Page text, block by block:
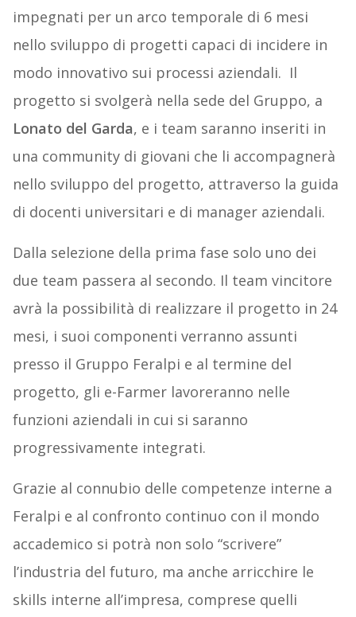
impegnati per un arco temporale di 6 mesi
nello sviluppo di progetti capaci di incidere in
modo innovativo sui processi aziendali. Il
progetto si svolgerà nella sede del Gruppo, a
Lonato del Garda, e i team saranno inseriti in
una community di giovani che li accompagnerà
nello sviluppo del progetto, attraverso la guida
di docenti universitari e di manager aziendali.
Dalla selezione della prima fase solo uno dei
due team passera al secondo. Il team vincitore
avrà la possibilità di realizzare il progetto in 24
mesi, i suoi componenti verranno assunti
presso il Gruppo Feralpi e al termine del
progetto, gli e-Farmer lavoreranno nelle
funzioni aziendali in cui si saranno
progressivamente integrati.
Grazie al connubio delle competenze interne a
Feralpi e al confronto continuo con il mondo
accademico si potrà non solo “scrivere”
l’industria del futuro, ma anche arricchire le
skills interne all’impresa, comprese quelli